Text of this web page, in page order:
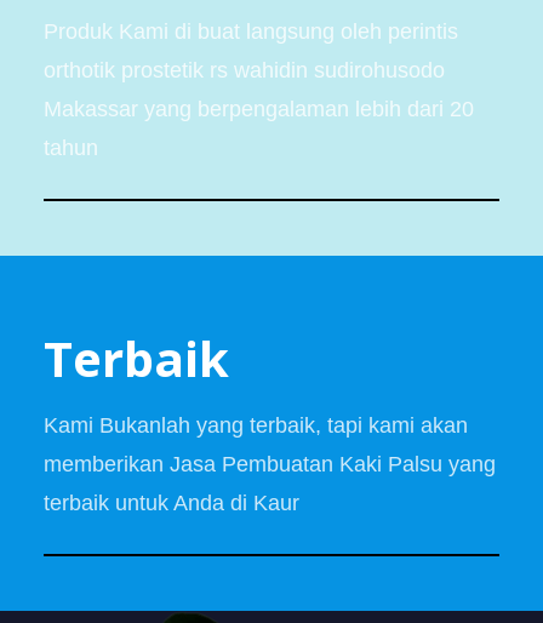
Produk Kami di buat langsung oleh perintis
orthotik prostetik rs wahidin sudirohusodo
Makassar yang berpengalaman lebih dari 20
tahun
Terbaik
Kami Bukanlah yang terbaik, tapi kami akan
memberikan Jasa Pembuatan Kaki Palsu yang
terbaik untuk Anda di Kaur